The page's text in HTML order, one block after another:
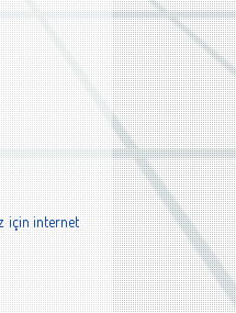
için internet